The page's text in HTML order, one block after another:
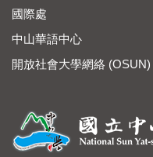
國際處
中山華語中心
開放社會大學網絡 (OSUN)